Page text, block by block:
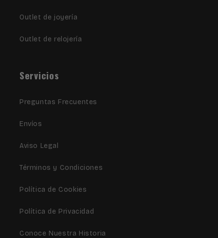
Outlet de joyería
Outlet de relojería
Servicios
Preguntas Frecuentes
Envíos
Aviso Legal
Términos y Condiciones
Política de Cookies
Política de Privacidad
Conoce Nuestra Historia